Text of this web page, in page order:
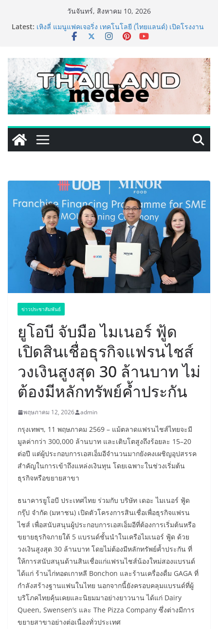
วันจันทร์, สิงหาคม 10, 2026
Latest: เหิงลี่ แมนูแฟคเจอริ่ง เทคโนโลยี (ไทยแลนด์) เปิดโรงงาน
แห่งใหม่ในชลบุรี เดินหน้าขยายฐานการผลิตสู่เอเชียตะวัน
LORDNINE จัดศึกคนดังสายเกม ไทย ปะทะ ฟิลิปปินส์ ใน
“Rise of the Tenth Lord” เปิดสงครามกิลด์ข้ามประเทศ
ฉลองเซิร์ฟเวอร์ใหม่ เฮเลนา
PIPPER STANDARD® เปิดตัวแชมพูอาบน้ำ และ โฟมอาบ
แห้งสัตว์เลี้ยง ชูนวัตกรรมพลังธรรมชาติ “Zero-Residue”
เลียขนได้ ปลอดภัย ไร้สารตกค้าง
เริ่มแล้ว! อ.ต.ก.แฟร์ 4 ภาค @ภาคกลาง “มนต์เสน่ห์เกษตร
ไทย สู่ใจกลางมหานคร” ชวนชิม ช้อป สินค้าเกษตร
คุณภาพจากทั่วไทย วันนี้ – 8 สิงหาคมนี้ ณ ลานคนเมือง
ททท. ประกาศความสำเร็จ Village to the World Season
5 ผนึก 9 พันธมิตร ขับเคลื่อน ESG Tourism สืบสานพระ
ข่าวประชาสัมพันธ์
ยูโอบี จับมือ ไมเนอร์ ฟู้ด
เปิดสินเชื่อธุรกิจแฟรนไชส์
วงเงินสูงสุด 30 ล้านบาท ไม่
ต้องมีหลักทรัพย์ค้ำประกัน
พฤษภาคม 12, 2026 admin
กรุงเทพฯ, 11 พฤษภาคม 2569 – แม้ตลาดแฟรนไชส์ไทยจะมี
มูลค่ากว่า 300,000 ล้านบาท และเติบโตสูงถึงร้อยละ 15–20
ต่อปี แต่ผู้ประกอบการเอสเอ็มอีจำนวนมากยังคงเผชิญอุปสรรค
สำคัญในการเข้าถึงแหล่งเงินทุน โดยเฉพาะในช่วงเริ่มต้น
ธุรกิจหรือขยายสาขา
ธนาคารยูโอบี ประเทศไทย ร่วมกับ บริษัท เดอะ ไมเนอร์ ฟู้ด
กรุ๊ป จำกัด (มหาชน) เปิดตัวโครงการสินเชื่อเพื่อธุรกิจแฟรน
ไชส์ เพื่อสนับสนุนผู้ประกอบการเอสเอ็มอีที่ต้องการเริ่มต้นหรือ
ขยายธุรกิจภายใต้ 5 แบรนด์ชั้นนำในเครือไมเนอร์ ฟู้ด ด้วย
วงเงินสูงสุด 30 ล้านบาท โดยไม่ต้องมีหลักทรัพย์ค้ำประกัน ที่
ให้การสนับสนุนด้านสินเชื่อแก่แฟรนไชส์น้องใหม่สองแบรนด์
ได้แก่ ร้านไก่ทอดเกาหลี Bonchon และร้านเครื่องดื่ม GAGA ที่
กำลังสร้างฐานแฟนในไทย นอกจากนี้ยังครอบคลุมแบรนด์ที่ผู้
บริโภคไทยคุ้นเคยและนิยมมาอย่างยาวนาน ได้แก่ Dairy
Queen, Swensen’s และ The Pizza Company ซึ่งต่างมีการ
ขยายสาขาอย่างต่อเนื่องทั่วประเทศ